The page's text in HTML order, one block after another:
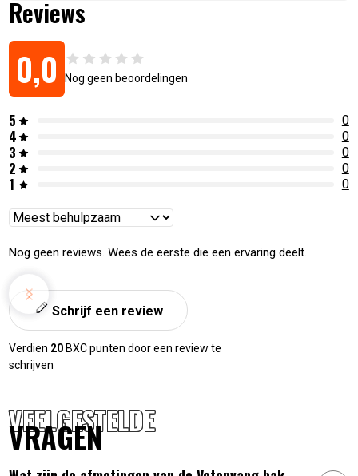
Reviews
0,0 Nog geen beoordelingen
5 0
4 0
3 0
2 0
1 0
Reviews
Nog geen reviews. Wees de eerste die een ervaring deelt.
Schrijf een review
Verdien 20 BXC punten door een review te
schrijven
VEELGESTELDE
VRAGEN